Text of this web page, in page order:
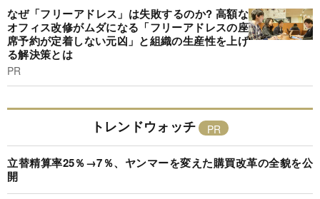
なぜ「フリーアドレス」は失敗するのか? 高額な
オフィス改修がムダになる「フリーアドレスの座
席予約が定着しない元凶」と組織の生産性を上げ
る解決策とは
PR
トレンドウォッチ
立替精算率25％→7％、ヤンマーを変えた購買改革の全貌を公
開